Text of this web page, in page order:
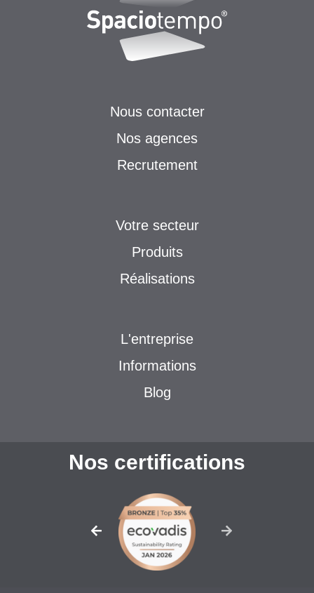
Nous contacter
Nos agences
Recrutement
Votre secteur
Produits
Réalisations
L'entreprise
Informations
Blog
Nos certifications